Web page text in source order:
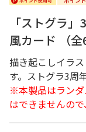
「ストグラ
風カード （全
描き起こしイラ
す。ストグラ3周
※本製品はランダ
はできませんの